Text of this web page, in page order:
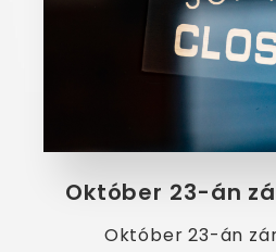
Október 23-án
Október 23-án